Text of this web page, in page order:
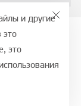
и другие
это
это